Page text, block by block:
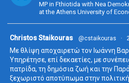
MP in Fthiotida with Nea
at the Athens University of
Christos Staikouras @cstaikouras ·
Με θλίψη αποχαιρετώ τον Ιωάννη
Υπηρέτησε, επί δεκαετίες, με
πατρίδα, τη δημόσια ζωή και την
ξεχωριστό αποτύπωμα στην